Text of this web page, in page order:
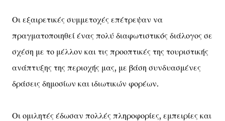
Οι εξαιρετικές συμμετοχές επέτρεψαν να
πραγματοποιηθεί ένας πολύ διαφωτιστικός διάλογος σε
σχέση με το μέλλον και τις προοπτικές της τουριστικής
ανάπτυξης της περιοχής μας, με βάση συνδυασμένες
δράσεις δημοσίων και ιδιωτικών φορέων.
Οι ομιλητές έδωσαν πολλές πληροφορίες, εμπειρίες και